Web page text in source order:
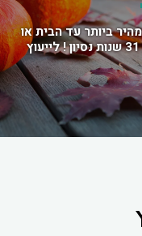
% 100 טריות ומקוריות באחריות! משלוח מהיר ביותר עד הבית או
המשרד! הטבות והנחות ללקוחות קבועים! 31 שנות נסיון ! לייעוץ